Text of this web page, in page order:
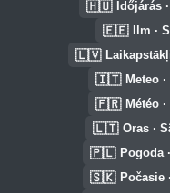
🇭🇺 Időjárás
🇪🇪 Ilm ·
🇱🇻
🇮🇹 Meteo
🇫🇷 Météo
🇱🇹 Oras ·
🇵🇱 Pogoda
🇸🇰 Počasie